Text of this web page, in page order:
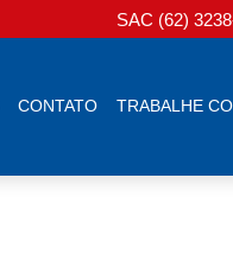
SAC (62)
CONTATO TRABALHE